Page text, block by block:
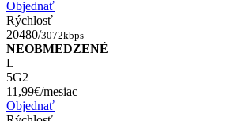
Objednať
Rýchlosť
20480/3072kbps
NEOBMEDZENÉ
L
5G2
11,99€/mesiac
Objednať